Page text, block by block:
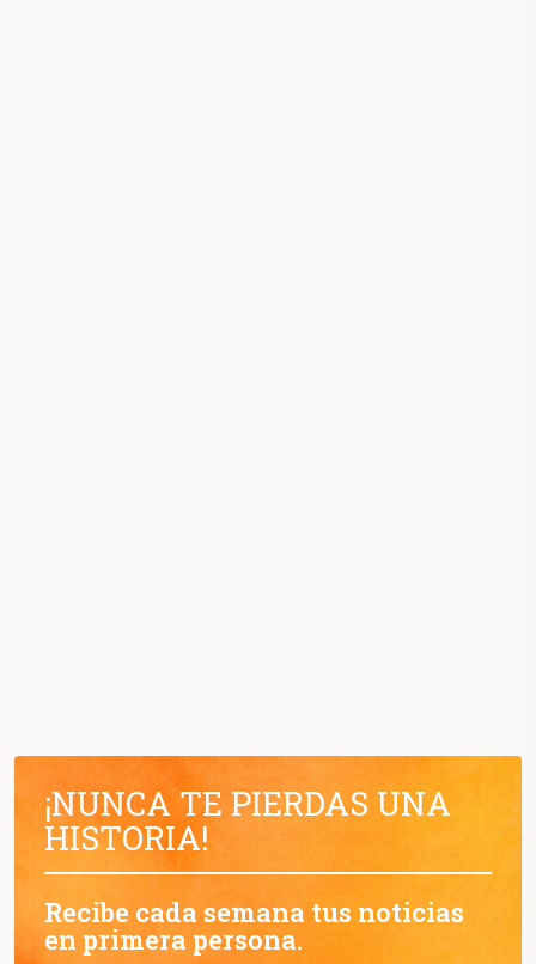
¡NUNCA TE PIERDAS UNA
HISTORIA!
Recibe cada semana tus noticias
en primera persona.